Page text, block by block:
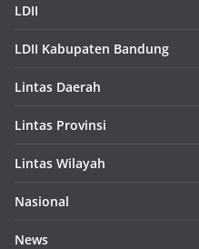
LDII
LDII Kabupaten Bandung
Lintas Daerah
Lintas Provinsi
Lintas Wilayah
Nasional
News